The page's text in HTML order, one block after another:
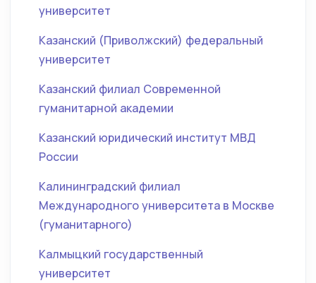
университет
Казанский (Приволжский) федеральный
университет
Казанский филиал Современной
гуманитарной академии
Казанский юридический институт МВД
России
Калининградский филиал
Международного университета в Москве
(гуманитарного)
Калмыцкий государственный
университет